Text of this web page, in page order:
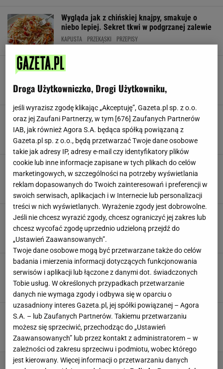
Wygląda jak z chińskiej knajpy, smakuje o
niebo lepiej. Sekret tkwi w podgrzanej zalewie
KAPUSTA PRZEKĄSKI PRZEPISY
Zrób dziś, a na majówkę będziesz królem grilla.
CZOSNEK GRILLOWANIE OCET
Zrobiłam 15 słoików i żałuję, że tak mało.
Dodaję do każdego obiadu, jest obłędna
KAPUSTA MARYNATA OCET
To nie jest zwykła kiszonka. Ten miks warzyw
to kulinarne złoto. Pasuje do wszystkiego
KISZONKI MARCHEWKA OGÓRKI
Owoce, które znikają szybciej niż ogórki. Robię
co roku i chowam, zanim rodzina się dowie
GRUSZKI OCET OWOCE
Popularny błąd podczas kiszenia ogórków.
Popełnisz go, a cały wysiłek pójdzie na marne
DOMOWE SPOSOBY OGÓRKI OGÓRKI KISZONE
Ryba po japońsku bije śledzie na głowę. Robi
się naprawdę szybko. Sekret tkwi w zalewie
PRZEPISY RYBY ZALEWA
Droga Użytkowniczko, Drogi Użytkowniku,
jeśli wyrazisz zgodę klikając „Akceptuję”, Gazeta.pl sp. z o.o.
oraz jej Zaufani Partnerzy, w tym [676] Zaufanych Partnerów
IAB, jak również Agora S.A. będąca spółką powiązaną z
Gazeta.pl sp. z o.o., będą przetwarzać Twoje dane osobowe
takie jak adresy IP, adresy e-mail czy identyfikatory plików
cookie lub inne informacje zapisane w tych plikach do celów
marketingowych, w szczególności na potrzeby wyświetlania
reklam dopasowanych do Twoich zainteresowań i preferencji w
swoich serwisach, aplikacjach i w Internecie lub personalizacji
treści w nich wyświetlanych. Wyrażenie zgody jest dobrowolne.
Jeśli nie chcesz wyrazić zgody, chcesz ograniczyć jej zakres lub
chcesz wycofać zgodę uprzednio udzieloną przejdź do
„Ustawień Zaawansowanych”.
Twoje dane osobowe mogą być przetwarzane także do celów
badania i mierzenia informacji dotyczących funkcjonowania
serwisów i aplikacji lub łączone z danymi dot. świadczonych
Tobie usług. W określonych przypadkach przetwarzanie
danych nie wymaga zgody i odbywa się w oparciu o
uzasadniony interes Gazeta.pl, jej spółki powiązanej – Agora
S.A. – lub Zaufanych Partnerów. Takiemu przetwarzaniu
możesz się sprzeciwić, przechodząc do „Ustawień
Zaawansowanych” lub przez kontakt z administratorem – w
zależności od zakresu sprzeciwu i podmiotu, wobec którego
jest kierowany. Więcej informacji o przetwarzaniu danych